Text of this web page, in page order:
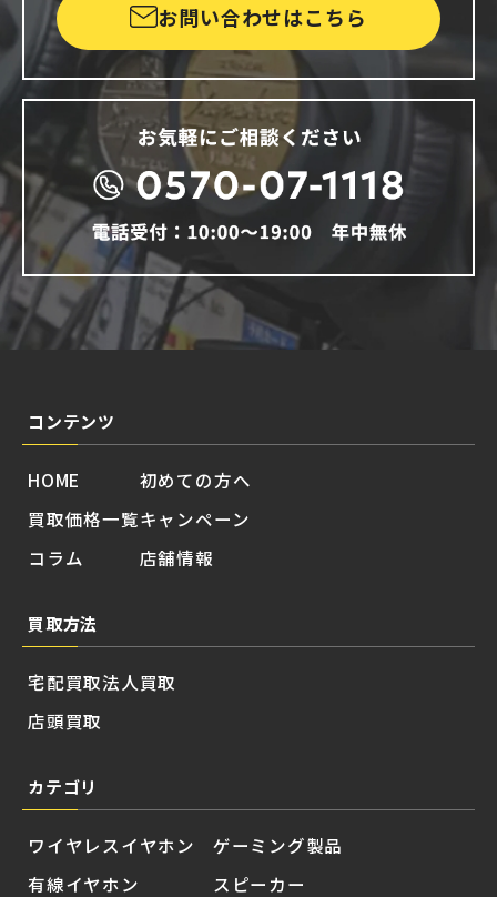
お問い合わせはこちら
コンテンツ
HOME
買取価格一覧
コラム
初めての方へ
キャンペーン
店舗情報
買取方法
宅配買取
店頭買取
法人買取
カテゴリ
ワイヤレスイヤホン
有線イヤホン
ゲーミング製品
スピーカー